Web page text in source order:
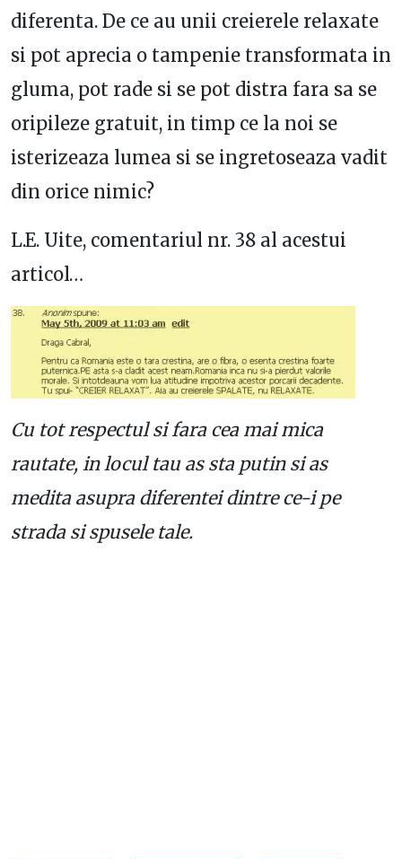
diferenta. De ce au unii creierele relaxate
si pot aprecia o tampenie transformata in
gluma, pot rade si se pot distra fara sa se
oripileze gratuit, in timp ce la noi se
isterizeaza lumea si se ingretoseaza vadit
din orice nimic?
L.E. Uite, comentariul nr. 38 al acestui
articol…
Cu tot respectul si fara cea mai mica
rautate, in locul tau as sta putin si as
medita asupra diferentei dintre ce-i pe
strada si spusele tale.